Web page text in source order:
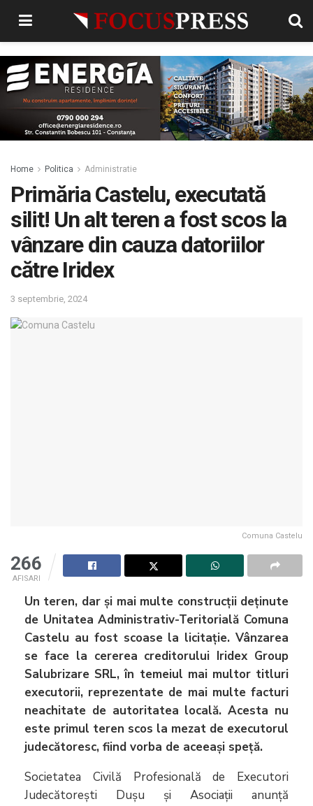
Home Politica Administratie
Primăria Castelu, executată
silit! Un alt teren a fost scos la
vânzare din cauza datoriilor
către Iridex
3 septembrie, 2024
Comuna Castelu
266
AFISARI
Un teren, dar și mai multe construcții deținute
de Unitatea Administrativ-Teritorială Comuna
Castelu au fost scoase la licitație. Vânzarea
se face la cererea creditorului Iridex Group
Salubrizare SRL, în temeiul mai multor titluri
executorii, reprezentate de mai multe facturi
neachitate de autoritatea locală. Acesta nu
este primul teren scos la mezat de executorul
judecătoresc, fiind vorba de aceeași speță.
Societatea Civilă Profesională de Executori
Judecătorești Dușu și Asociații anunță